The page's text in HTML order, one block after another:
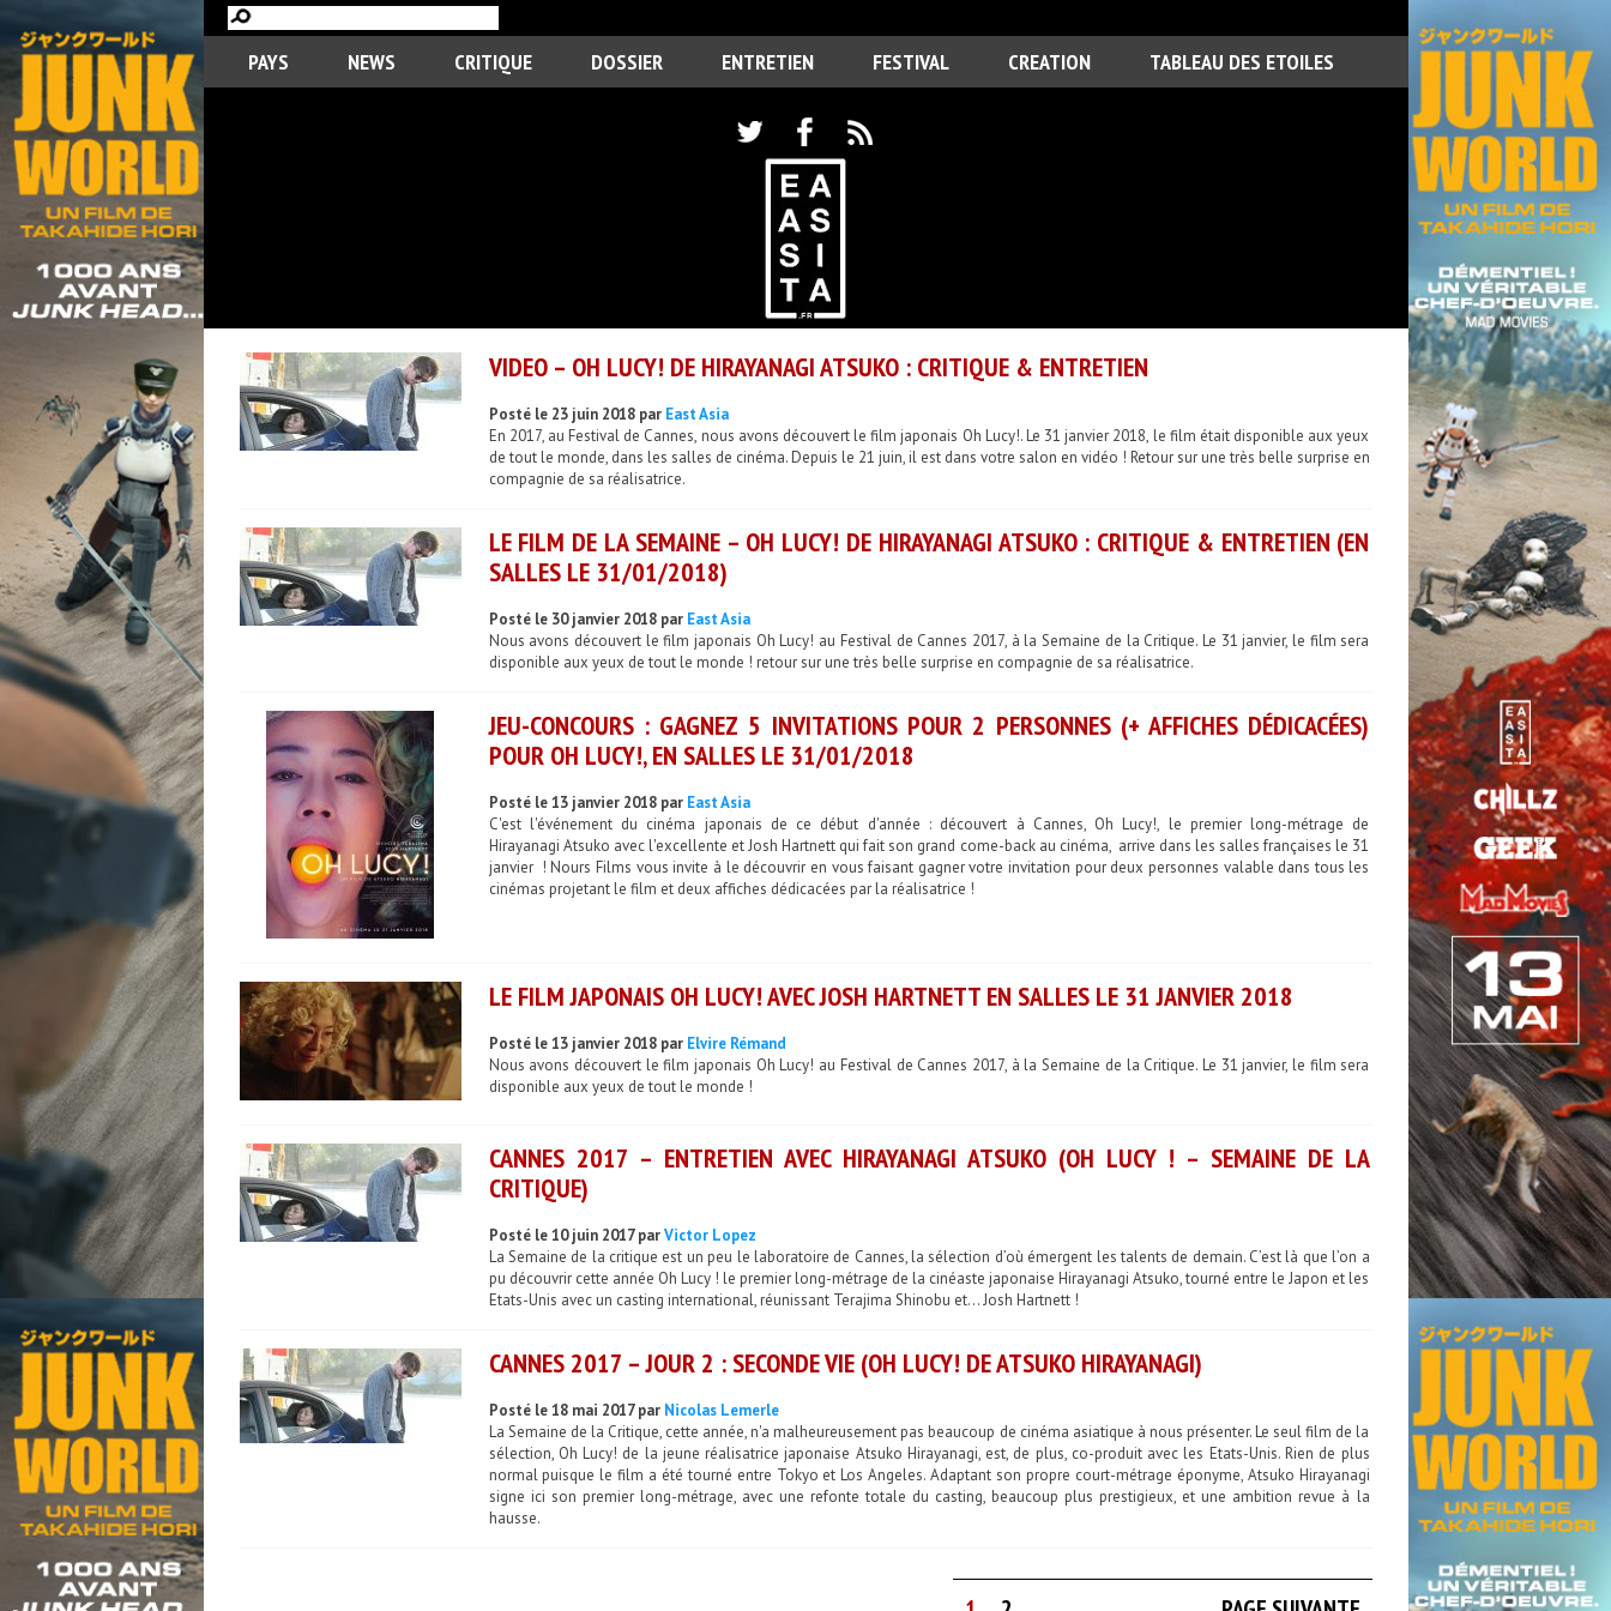
PAYS NEWS CRITIQUE DOSSIER ENTRETIEN FESTIVAL CREATION TABLEAU DES ETOILES
VIDEO – OH LUCY! DE HIRAYANAGI ATSUKO : CRITIQUE & ENTRETIEN
Posté le 23 juin 2018 par East Asia
En 2017, au Festival de Cannes, nous avons découvert le film japonais Oh Lucy!. Le 31 janvier 2018, le film était disponible aux yeux
de tout le monde, dans les salles de cinéma. Depuis le 21 juin, il est dans votre salon en vidéo ! Retour sur une très belle surprise en
compagnie de sa réalisatrice.
LE FILM DE LA SEMAINE – OH LUCY! DE HIRAYANAGI ATSUKO : CRITIQUE & ENTRETIEN (EN
SALLES LE 31/01/2018)
Posté le 30 janvier 2018 par East Asia
Nous avons découvert le film japonais Oh Lucy! au Festival de Cannes 2017, à la Semaine de la Critique. Le 31 janvier, le film sera
disponible aux yeux de tout le monde ! retour sur une très belle surprise en compagnie de sa réalisatrice.
JEU-CONCOURS : GAGNEZ 5 INVITATIONS POUR 2 PERSONNES (+ AFFICHES DÉDICACÉES)
POUR OH LUCY!, EN SALLES LE 31/01/2018
Posté le 13 janvier 2018 par East Asia
C'est l'événement du cinéma japonais de ce début d'année : découvert à Cannes, Oh Lucy!, le premier long-métrage de
Hirayanagi Atsuko avec l'excellente et Josh Hartnett qui fait son grand come-back au cinéma, arrive dans les salles françaises le 31
janvier ! Nours Films vous invite à le découvrir en vous faisant gagner votre invitation pour deux personnes valable dans tous les
cinémas projetant le film et deux affiches dédicacées par la réalisatrice !
LE FILM JAPONAIS OH LUCY! AVEC JOSH HARTNETT EN SALLES LE 31 JANVIER 2018
Posté le 13 janvier 2018 par Elvire Rémand
Nous avons découvert le film japonais Oh Lucy! au Festival de Cannes 2017, à la Semaine de la Critique. Le 31 janvier, le film sera
disponible aux yeux de tout le monde !
CANNES 2017 – ENTRETIEN AVEC HIRAYANAGI ATSUKO (OH LUCY ! – SEMAINE DE LA
CRITIQUE)
Posté le 10 juin 2017 parVictor Lopez
La Semaine de la critique est un peu le laboratoire de Cannes, la sélection d’où émergent les talents de demain. C’est là que l’on a
pu découvrir cette année Oh Lucy ! le premier long-métrage de la cinéaste japonaise Hirayanagi Atsuko, tourné entre le Japon et les
Etats-Unis avec un casting international, réunissant Terajima Shinobu et… Josh Hartnett !
CANNES 2017 – JOUR 2 : SECONDE VIE (OH LUCY! DE ATSUKO HIRAYANAGI)
Posté le 18 mai 2017 par Nicolas Lemerle
La Semaine de la Critique, cette année, n'a malheureusement pas beaucoup de cinéma asiatique à nous présenter. Le seul film de la
sélection, Oh Lucy! de la jeune réalisatrice japonaise Atsuko Hirayanagi, est, de plus, co-produit avec les Etats-Unis. Rien de plus
normal puisque le film a été tourné entre Tokyo et Los Angeles. Adaptant son propre court-métrage éponyme, Atsuko Hirayanagi
signe ici son premier long-métrage, avec une refonte totale du casting, beaucoup plus prestigieux, et une ambition revue à la
hausse.